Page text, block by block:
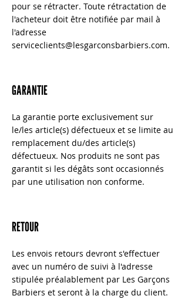
pour se rétracter. Toute rétractation de
l'acheteur doit être notifiée par mail à
l'adresse
serviceclients@lesgarconsbarbiers.com.
GARANTIE
La garantie porte exclusivement sur
le/les article(s) défectueux et se limite au
remplacement du/des article(s)
défectueux. Nos produits ne sont pas
garantit si les dégâts sont occasionnés
par une utilisation non conforme.
RETOUR
Les envois retours devront s'effectuer
avec un numéro de suivi à l'adresse
stipulée préalablement par Les Garçons
Barbiers et seront à la charge du client.